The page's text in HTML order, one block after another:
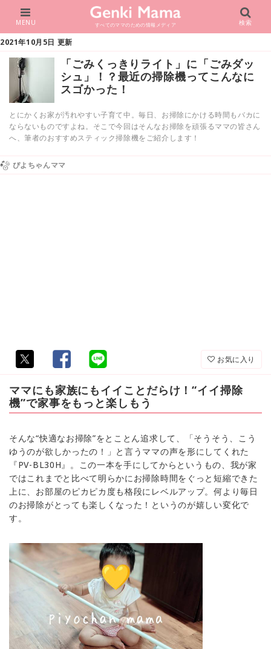
すべてのママのための情報メディア
MENU 検索
2021年10月5日 更新
「ごみくっきりライト」に「ごみダッ
シュ」！？最近の掃除機ってこんなに
スゴかった！
とにかくお家が汚れやすい子育て中。毎日、お掃除にかける時間もバカに
ならないものですよね。そこで今回はそんなお掃除を頑張るママの皆さん
へ、筆者のおすすめスティック掃除機をご紹介します！
ぴよちゃんママ
お気に入り
ママにも家族にもイイことだらけ！“イイ掃除
機”で家事をもっと楽しもう
そんな“快適なお掃除”をとことん追求して、「そうそう、こう
ゆうのが欲しかったの！」と言うママの声を形にしてくれた
『PV-BL30H』。この一本を手にしてからというもの、我が家
ではこれまでと比べて明らかにお掃除時間をぐっと短縮できた
上に、お部屋のピカピカ度も格段にレベルアップ。何より毎日
のお掃除がとっても楽しくなった！というのが嬉しい変化で
す。